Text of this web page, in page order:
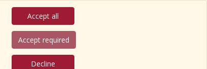
Accept all
Accept required
Decline